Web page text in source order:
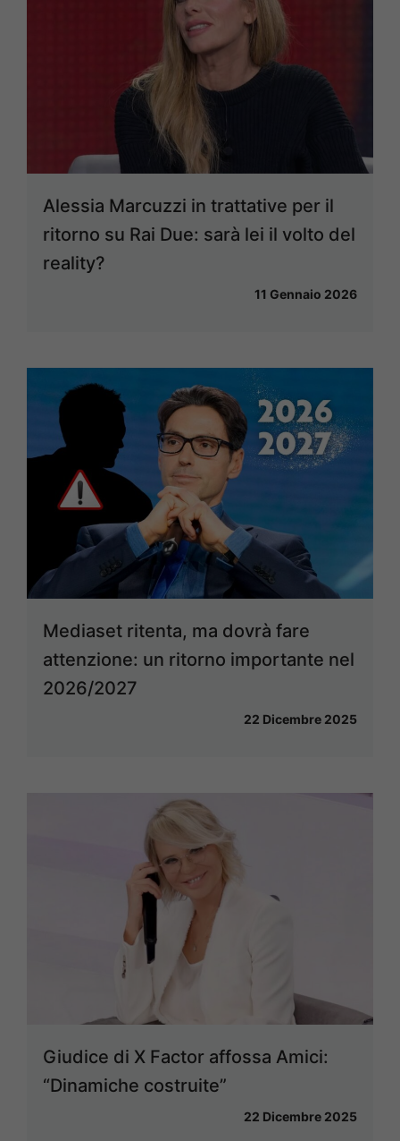
Alessia Marcuzzi in trattative per il
ritorno su Rai Due: sarà lei il volto del
reality?
11 Gennaio 2026
Mediaset ritenta, ma dovrà fare
attenzione: un ritorno importante nel
2026/2027
22 Dicembre 2025
Giudice di X Factor affossa Amici:
“Dinamiche costruite”
22 Dicembre 2025